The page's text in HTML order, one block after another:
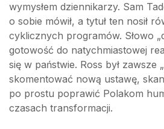
wymysłem dziennikarzy. Sam
o sobie mówił, a tytuł ten nosił
cyklicznych programów. Słowo
gotowość do natychmiastowej
się w państwie. Ross był zawsze
skomentować nową ustawę,
po prostu poprawić Polakom
czasach transformacji.